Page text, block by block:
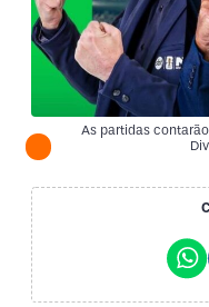
As partidas